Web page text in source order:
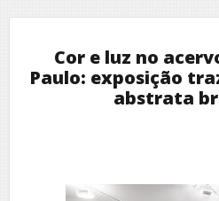
Cor e luz no
Paulo: exposição
abstrata